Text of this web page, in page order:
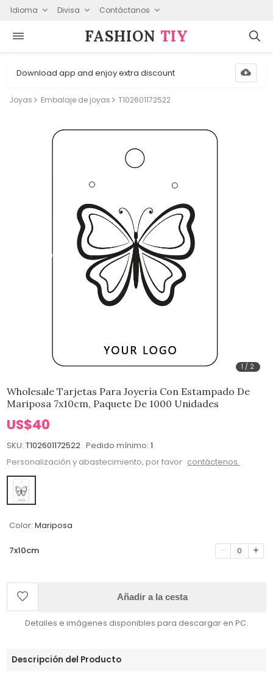
Idioma Divisa Contáctanos
FASHION⁠ TIY
Download app and enjoy extra discount
Joyas Embalaje de joyas T102601172522
1 / 2
Wholesale Tarjetas Para Joyería Con Estampado De
Mariposa 7x10cm, Paquete De 1000 Unidades
US$40
SKU: T102601172522 Pedido mínimo: 1
Personalización y abastecimiento, por favor contáctenos.
Color: Mariposa
7x10cm 0
Añadir a la cesta
Detalles e imágenes disponibles para descargar en PC.
Descripción del Producto